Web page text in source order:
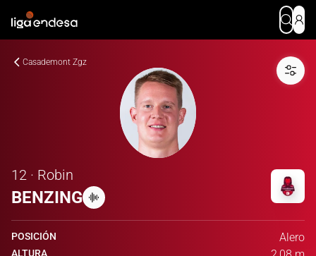
Casademont Zgz
12 · Robin
BENZING
POSICIÓN Alero
ALTURA